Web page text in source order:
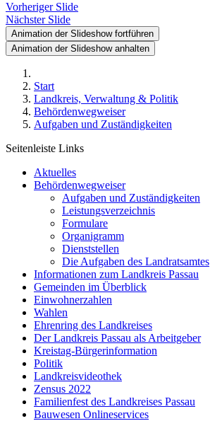
Vorheriger Slide
Nächster Slide
Animation der Slideshow fortführen
Animation der Slideshow anhalten
Start
Landkreis, Verwaltung & Politik
Behördenwegweiser
Aufgaben und Zuständigkeiten
Seitenleiste Links
Aktuelles
Behördenwegweiser
Aufgaben und Zuständigkeiten
Leistungsverzeichnis
Formulare
Organigramm
Dienststellen
Die Aufgaben des Landratsamtes
Informationen zum Landkreis Passau
Gemeinden im Überblick
Einwohnerzahlen
Wahlen
Ehrenring des Landkreises
Der Landkreis Passau als Arbeitgeber
Kreistag-Bürgerinformation
Politik
Landkreisvideothek
Zensus 2022
Familienfest des Landkreises Passau
Bauwesen Onlineservices